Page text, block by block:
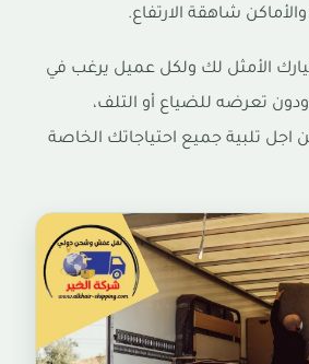
شاهقة الارتفاع.
الأمثل لك ولكل عميل يرغب في
تعرضه للضياع أو التلف،
اجل تلبية جميع احتياجاتك الخاصة